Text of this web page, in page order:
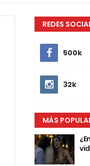
REDES
500k
32k
MÁS